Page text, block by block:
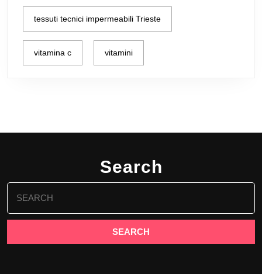
tessuti tecnici impermeabili Trieste
vitamina c vitamini
Search
Search
for: